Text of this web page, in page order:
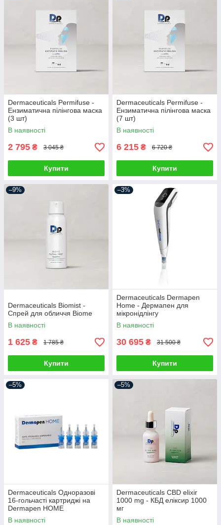
Dermaceuticals Permifuse -
Ензиматична пілінгова маска
(3 шт)
В наявності
2 795 ₴ 3 045 ₴
Купити
Dermaceuticals Permifuse -
Ензиматична пілінгова маска
(7 шт)
В наявності
6 215 ₴ 6 720 ₴
Купити
–9%
Dermaceuticals Biomist -
Спрей для обличчя Biome
В наявності
1 625 ₴ 1 785 ₴
Купити
–3%
Dermaceuticals Dermapen
Home - Дермапен для
мікронідлінгу
В наявності
30 695 ₴ 31 500 ₴
Купити
–5%
Dermaceuticals Одноразові
16-гольчасті картриджі на
Dermapen HOME
В наявності
–5%
Dermaceuticals CBD elixir
1000 mg - КБД еліксир 1000
мг
В наявності